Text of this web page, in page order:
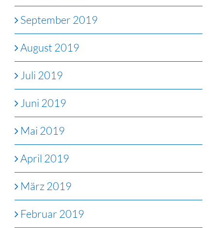
September 2019
August 2019
Juli 2019
Juni 2019
Mai 2019
April 2019
März 2019
Februar 2019